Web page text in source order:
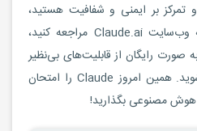
بر ایمنی و شفافیت هستید،
فرصت را از دست ندهید. به وب‌سایت Claude.ai مراجعه کنید،
صورت رایگان از قابلیت‌های بی‌نظیر
این هوش مصنوعی بهره‌مند شوید. همین امروز Claude را امتحان
هوش مصنوعی بگذارید!